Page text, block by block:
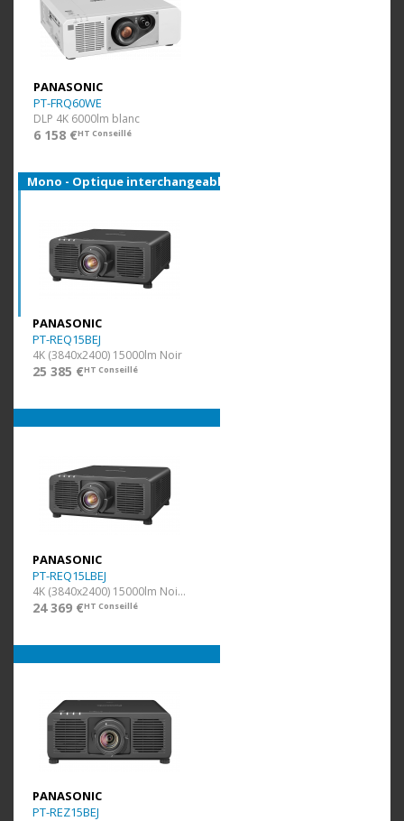
PANASONIC
PT-FRQ60WE
DLP 4K 6000lm blanc
6 158 €HT Conseillé
Mono - Optique interchangeable
PANASONIC
PT-REQ15BEJ
4K (3840x2400) 15000lm Noir
25 385 €HT Conseillé
PANASONIC
PT-REQ15LBEJ
4K (3840x2400) 15000lm Noir ss Optique
24 369 €HT Conseillé
PANASONIC
PT-REZ15BEJ